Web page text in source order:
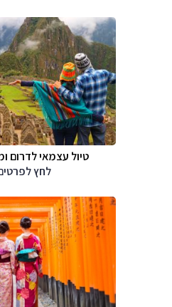
טיול עצמאי לדרום
לחץ